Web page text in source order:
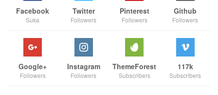
Facebook
Suka
Twitter
Followers
Pinterest
Followers
Github
Followers
Google+
Followers
Instagram
Followers
ThemeForest
Subscribers
117k
Subscribers